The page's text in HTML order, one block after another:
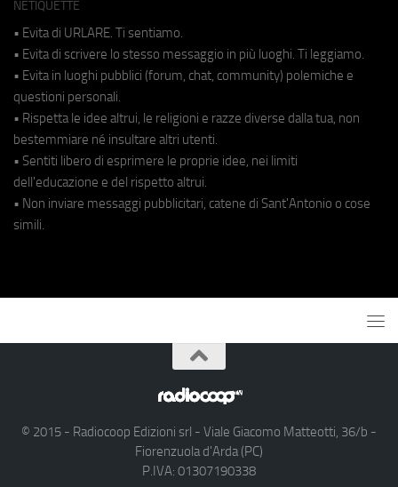
NETIQUETTE
• Evita di URLARE. Ti sentiamo.
• Evita di scrivere lo stesso messaggio in più luoghi. Ti leggiamo.
• Evita in luoghi pubblici (forum, chat, community) polemiche e
questioni personali.
• Rispetta le idee altrui, le religioni e razze diverse dalla tua, non
bestemmiare né insultare altri utenti.
• Sentiti libero di esprimere le proprie idee, nei limiti
dell'educazione e del rispetto altrui.
• Non inviare messaggi pubblicitari, catene di Sant'Antonio o cose
simili.
© 2015 - Radiocoop Edizioni srl - Viale Giacomo Matteotti, 36/b -
Fiorenzuola d'Arda (PC)
P.IVA: 01307190338